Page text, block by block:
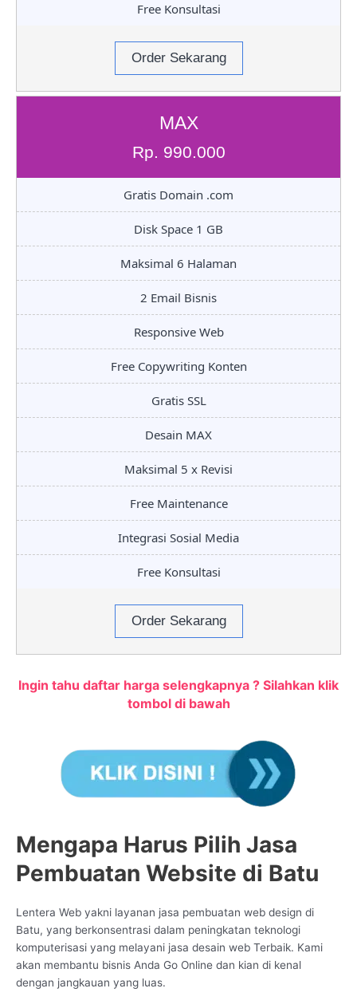
Free Konsultasi
Order Sekarang
MAX
Rp. 990.000
Gratis Domain .com
Disk Space 1 GB
Maksimal 6 Halaman
2 Email Bisnis
Responsive Web
Free Copywriting Konten
Gratis SSL
Desain MAX
Maksimal 5 x Revisi
Free Maintenance
Integrasi Sosial Media
Free Konsultasi
Order Sekarang
Ingin tahu daftar harga selengkapnya ? Silahkan klik
tombol di bawah
Mengapa Harus Pilih Jasa
Pembuatan Website di Batu
Lentera Web yakni layanan jasa pembuatan web design di
Batu, yang berkonsentrasi dalam peningkatan teknologi
komputerisasi yang melayani jasa desain web Terbaik. Kami
akan membantu bisnis Anda Go Online dan kian di kenal
dengan jangkauan yang luas.